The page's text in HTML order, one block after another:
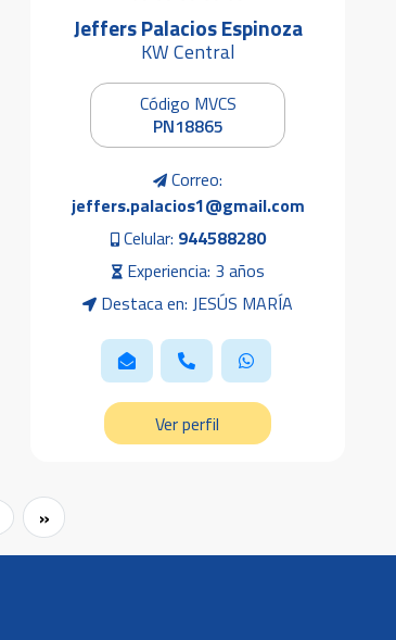
Jeffers Palacios Espinoza
KW Central
Código MVCS
PN18865
Correo:
jeffers.palacios1@gmail.com
Celular: 944588280
Experiencia: 3 años
Destaca en: JESÚS MARÍA
Ver perfil
»